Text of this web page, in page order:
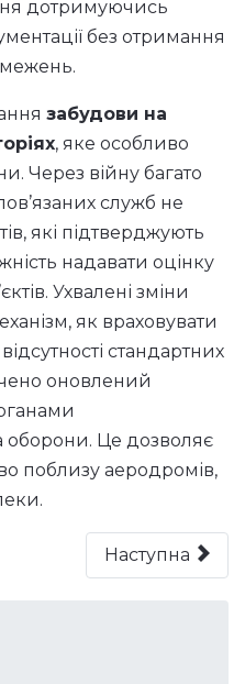
дотримуючись
без отримання
забудови на
, яке особливо
Через війну багато
служб не
які підтверджують
надавати оцінку
Ухвалені зміни
як враховувати
стандартних
оновлений
оборони. Це дозволяє
поблизу аеродромів,
Наступна